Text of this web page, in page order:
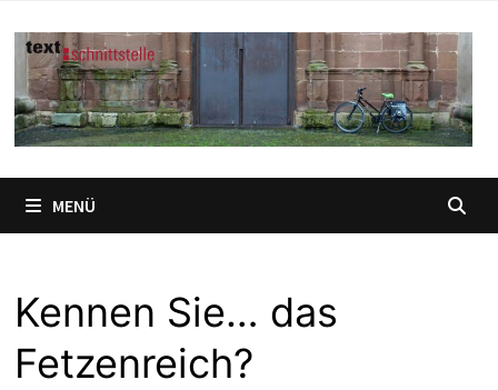
Inhalt
springen
MENÜ
Kennen Sie… das
Fetzenreich?